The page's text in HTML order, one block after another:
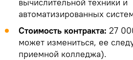
автоматизированных
Стоимость контракта: 27
может измениться, ее
приемной колледжа).